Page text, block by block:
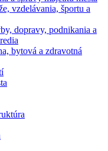
vzdelávania, športu a
dopravy, podnikania a
bytová a zdravotná